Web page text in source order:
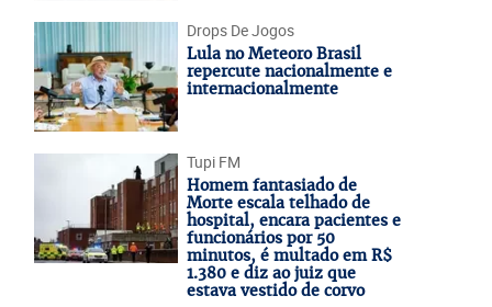
Drops De Jogos
Lula no Meteoro Brasil
repercute nacionalmente e
internacionalmente
Tupi FM
Homem fantasiado de
Morte escala telhado de
hospital, encara pacientes e
funcionários por 50
minutos, é multado em R$
1.380 e diz ao juiz que
estava vestido de corvo